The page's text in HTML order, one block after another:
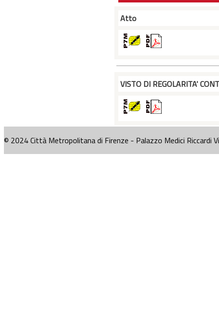
Atto
VISTO DI REGOLARITA'
© 2024 Città Metropolitana di Firenze - Palazzo Medici Riccardi